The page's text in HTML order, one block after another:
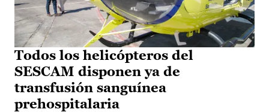
Todos los helicópteros del
SESCAM disponen ya de
transfusión sanguínea
prehospitalaria